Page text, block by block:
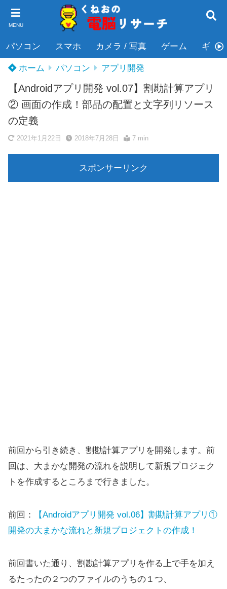
MENU
パソコン スマホ カメラ / 写真 ゲーム ギター
ホーム パソコン アプリ開発
【Androidアプリ開発 vol.07】割勘計算アプリ
② 画面の作成！部品の配置と文字列リソース
の定義
2021年1月22日 2018年7月28日 7 min
スポンサーリンク
前回から引き続き、割勘計算アプリを開発します。前
回は、大まかな開発の流れを説明して新規プロジェク
トを作成するところまで行きました。
前回：
【Androidアプリ開発 vol.06】割勘計算アプリ①
開発の大まかな流れと新規プロジェクトの作成！
前回書いた通り、割勘計算アプリを作る上で手を加え
るたったの２つのファイルのうちの１つ、